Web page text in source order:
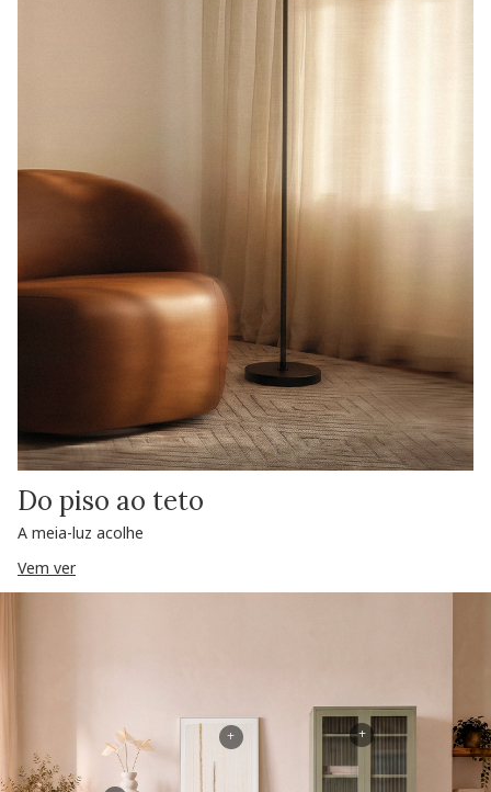
Do piso ao teto
A meia-luz acolhe
Vem ver
+
+